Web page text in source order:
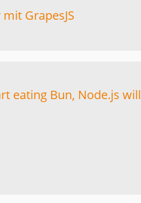
GrapesJS
eating Bun, Node.js will